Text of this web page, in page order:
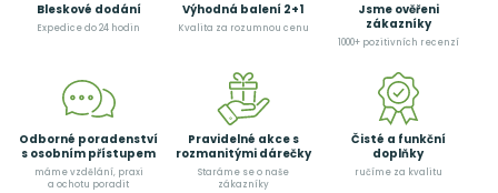
Bleskové dodání
Expedice do 24 hodin
Výhodná balení 2+1
Kvalita za rozumnou cenu
Jsme ověřeni
zákazníky
1000+ pozitivních recenzí
Odborné poradenství
s osobním přístupem
máme vzdělání, praxi
a ochotu poradit
Pravidelné akce s
rozmanitými dárečky
Staráme se o naše
zákazníky
Čisté a funkční
doplňky
ručíme za kvalitu